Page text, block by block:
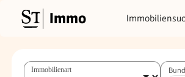
Immo
Immobilienart